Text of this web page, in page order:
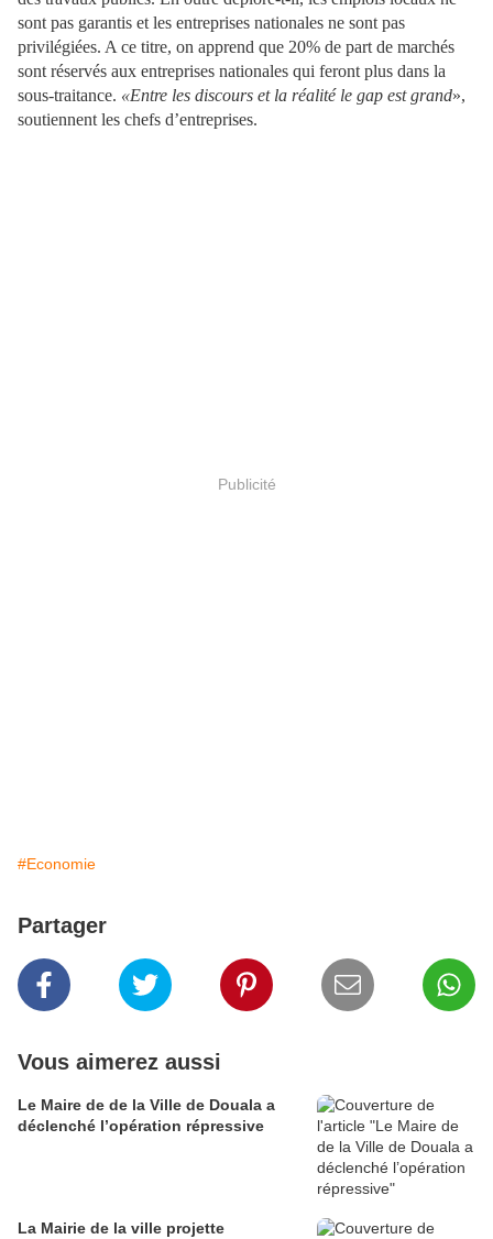
sont pas garantis et les entreprises nationales ne sont pas
privilégiées. A ce titre, on apprend que 20% de part de marchés
sont réservés aux entreprises nationales qui feront plus dans la
sous-traitance. «Entre les discours et la réalité le gap est grand»,
soutiennent les chefs d’entreprises.
Publicité
#Economie
Partager
Vous aimerez aussi
Le Maire de de la Ville de Douala a
déclenché l’opération répressive
La Mairie de la ville projette